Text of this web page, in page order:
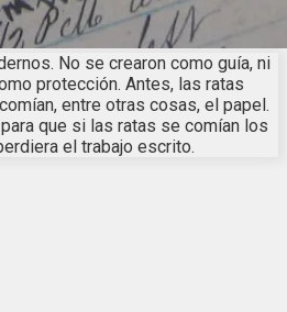
No se crearon como guía, ni
protección. Antes, las ratas
entre otras cosas, el papel.
que si las ratas se comían los
el trabajo escrito.